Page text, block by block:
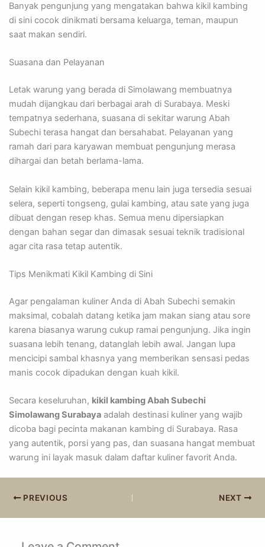
Banyak pengunjung yang mengatakan bahwa kikil kambing
di sini cocok dinikmati bersama keluarga, teman, maupun
saat makan sendiri.
Suasana dan Pelayanan
Letak warung yang berada di Simolawang membuatnya
mudah dijangkau dari berbagai arah di Surabaya. Meski
tempatnya sederhana, suasana di sekitar warung Abah
Subechi terasa hangat dan bersahabat. Pelayanan yang
ramah dari para karyawan membuat pengunjung merasa
dihargai dan betah berlama-lama.
Selain kikil kambing, beberapa menu lain juga tersedia sesuai
selera, seperti tongseng, gulai kambing, atau sate yang juga
dibuat dengan resep khas. Semua menu dipersiapkan
dengan bahan segar dan dimasak sesuai teknik tradisional
agar cita rasa tetap autentik.
Tips Menikmati Kikil Kambing di Sini
Agar pengalaman kuliner Anda di Abah Subechi semakin
maksimal, cobalah datang ketika jam makan siang atau sore
karena biasanya warung cukup ramai pengunjung. Jika ingin
suasana lebih tenang, datanglah lebih awal. Jangan lupa
mencicipi sambal khasnya yang memberikan sensasi pedas
manis cocok dipadukan dengan kuah kikil.
Secara keseluruhan, kikil kambing Abah Subechi
Simolawang Surabayaadalah destinasi kuliner yang wajib
dicoba bagi pecinta makanan kambing di Surabaya. Rasa
yang autentik, porsi yang pas, dan suasana hangat membuat
warung ini layak masuk dalam daftar kuliner favorit Anda.
PREVIOUS NEXT